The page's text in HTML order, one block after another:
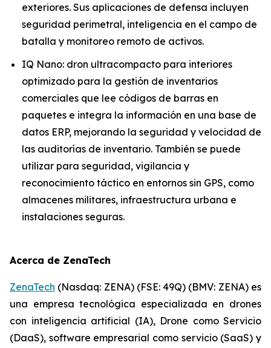
exteriores. Sus aplicaciones de defensa incluyen
seguridad perimetral, inteligencia en el campo de
batalla y monitoreo remoto de activos.
IQ Nano: dron ultracompacto para interiores
optimizado para la gestión de inventarios
comerciales que lee códigos de barras en
paquetes e integra la información en una base de
datos ERP, mejorando la seguridad y velocidad de
las auditorías de inventario. También se puede
utilizar para seguridad, vigilancia y
reconocimiento táctico en entornos sin GPS, como
almacenes militares, infraestructura urbana e
instalaciones seguras.
Acerca de ZenaTech
ZenaTech (Nasdaq: ZENA) (FSE: 49Q) (BMV: ZENA) es
una empresa tecnológica especializada en drones
con inteligencia artificial (IA), Drone como Servicio
(DaaS), software empresarial como servicio (SaaS) y